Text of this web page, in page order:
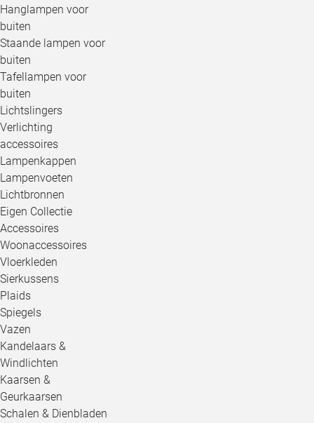
Hanglampen voor
buiten
Staande lampen voor
buiten
Tafellampen voor
buiten
Lichtslingers
Verlichting
accessoires
Lampenkappen
Lampenvoeten
Lichtbronnen
Eigen Collectie
Accessoires
Woonaccessoires
Vloerkleden
Sierkussens
Plaids
Spiegels
Vazen
Kandelaars &
Windlichten
Kaarsen &
Geurkaarsen
Schalen & Dienbladen